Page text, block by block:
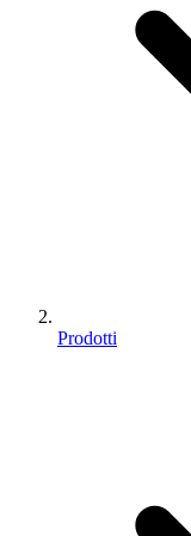
Prodotti